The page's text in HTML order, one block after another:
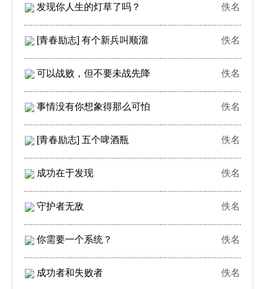
发现你人生的灯草了吗？ 佚名
[青春励志] 有个新兵叫顺溜 佚名
可以战败，但不要未战先降 佚名
事情没有你想象得那么可怕 佚名
[青春励志] 五个啤酒瓶 佚名
成功在于发现 佚名
守护者无敌 佚名
你需要一个系统？ 佚名
成功者和失败者 佚名